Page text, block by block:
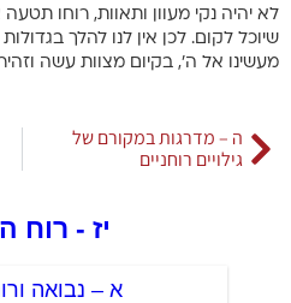
לא יהיה נקי מעוון ותאוות, רוחו
שיוכל לקום. לכן אין לנו להלך
מעשינו אל ה’, בקיום מצוות עשה
ה – מדרגות במקורם של
גילויים רוחניים
יז - רוח
א – נבואה